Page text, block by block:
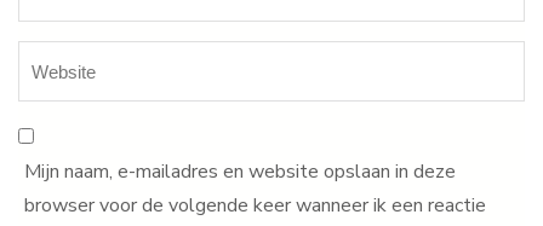
Mijn naam, e-mailadres en website opslaan in deze
browser voor de volgende keer wanneer ik een reactie